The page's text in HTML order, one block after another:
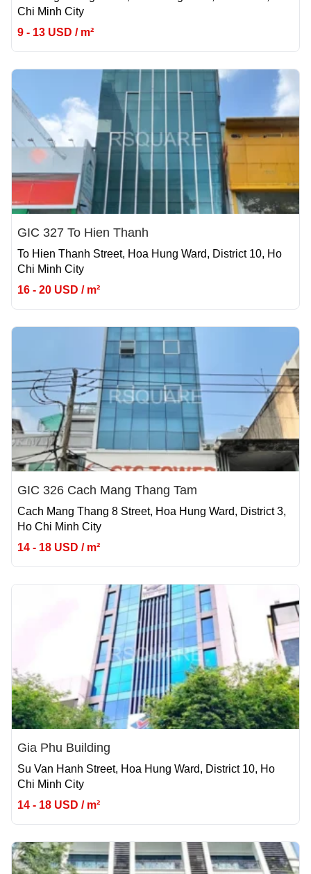
Chi Minh City
9 - 13 USD / m²
GIC 327 To Hien Thanh
To Hien Thanh Street, Hoa Hung Ward, District 10, Ho
Chi Minh City
16 - 20 USD / m²
GIC 326 Cach Mang Thang Tam
Cach Mang Thang 8 Street, Hoa Hung Ward, District 3,
Ho Chi Minh City
14 - 18 USD / m²
Gia Phu Building
Su Van Hanh Street, Hoa Hung Ward, District 10, Ho
Chi Minh City
14 - 18 USD / m²